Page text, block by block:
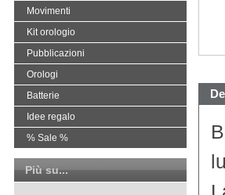
Movimenti
Kit orologio
Pubblicazioni
Orologi
Batterie
Idee regalo
% Sale %
Più su...